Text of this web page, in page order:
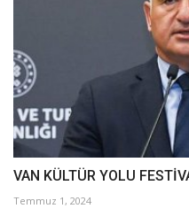
VAN KÜLTÜR YOLU
Temmuz 1, 2024